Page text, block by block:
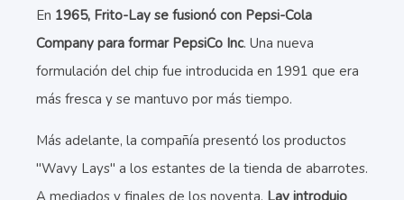
En 1965, Frito-Lay se fusionó con Pepsi-Cola
Company para formar PepsiCo Inc. Una nueva
formulación del chip fue introducida en 1991 que era
más fresca y se mantuvo por más tiempo.
Más adelante, la compañía presentó los productos
"Wavy Lays" a los estantes de la tienda de abarrotes.
A mediados y finales de los noventa, Lay introdujo